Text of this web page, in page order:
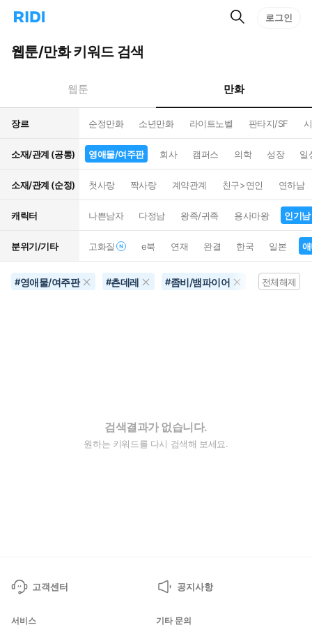
리
홈
으
턴
트
검
로그인
웹툰/만화 키워드 검색
웹툰 만화
장르 순정만화 소년만화 라이트노벨 판타지/SF
소재/관계 (공통) 영애물/여주판 회사 캠퍼스 의학 성장 일
소재/관계 (순정) 첫사랑 짝사랑 계약관계 친구>연인 연하남
캐릭터 나쁜남자 다정남 왕족/귀족 용사마왕 인기남
분위기/기타 고화질 e북 연재 완결 한국 일본
#영애물/여주판 #츤데레 #좀비/뱀파이어 공포물
전체해제
검색결과가 없습니다.
원하는 키워드를 다시 검색해 보세요.
고객센터 공지사항
서비스 기타 문의